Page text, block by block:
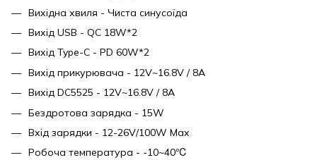
Вихідна хвиля - Чиста синусоїда
Вихід USB - QC 18W*2
Вихід Type-C - PD 60W*2
Вихід прикурювача - 12V~16.8V / 8A
Вихід DC5525 - 12V~16.8V / 8A
Бездротова зарядка - 15W
Вхід зарядки - 12-26V/100W Max
Робоча температура - -10~40℃